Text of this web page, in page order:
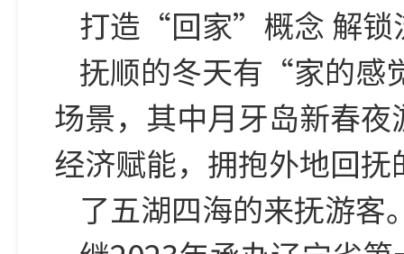
打造“回家”概念 解锁
抚顺的冬天有“家的
场景，其中月牙岛新春
经济赋能，拥抱外地回
了五湖四海的来抚游客